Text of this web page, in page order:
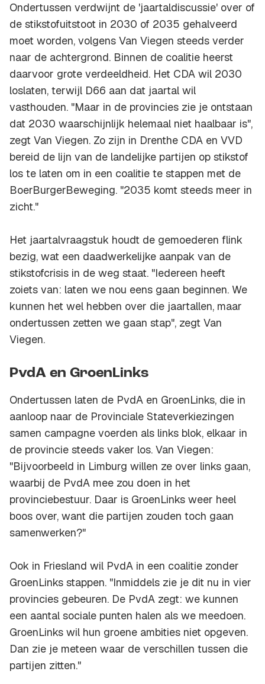
Ondertussen verdwijnt de 'jaartaldiscussie' over of
de stikstofuitstoot in 2030 of 2035 gehalveerd
moet worden, volgens Van Viegen steeds verder
naar de achtergrond. Binnen de coalitie heerst
daarvoor grote verdeeldheid. Het CDA wil 2030
loslaten, terwijl D66 aan dat jaartal wil
vasthouden. "Maar in de provincies zie je ontstaan
dat 2030 waarschijnlijk helemaal niet haalbaar is",
zegt Van Viegen. Zo zijn in Drenthe CDA en VVD
bereid de lijn van de landelijke partijen op stikstof
los te laten om in een coalitie te stappen met de
BoerBurgerBeweging. "2035 komt steeds meer in
zicht."
Het jaartalvraagstuk houdt de gemoederen flink
bezig, wat een daadwerkelijke aanpak van de
stikstofcrisis in de weg staat. "Iedereen heeft
zoiets van: laten we nou eens gaan beginnen. We
kunnen het wel hebben over die jaartallen, maar
ondertussen zetten we gaan stap", zegt Van
Viegen.
PvdA en GroenLinks
Ondertussen laten de PvdA en GroenLinks, die in
aanloop naar de Provinciale Stateverkiezingen
samen campagne voerden als links blok, elkaar in
de provincie steeds vaker los. Van Viegen:
"Bijvoorbeeld in Limburg willen ze over links gaan,
waarbij de PvdA mee zou doen in het
provinciebestuur. Daar is GroenLinks weer heel
boos over, want die partijen zouden toch gaan
samenwerken?"
Ook in Friesland wil PvdA in een coalitie zonder
GroenLinks stappen. "Inmiddels zie je dit nu in vier
provincies gebeuren. De PvdA zegt: we kunnen
een aantal sociale punten halen als we meedoen.
GroenLinks wil hun groene ambities niet opgeven.
Dan zie je meteen waar de verschillen tussen die
partijen zitten."